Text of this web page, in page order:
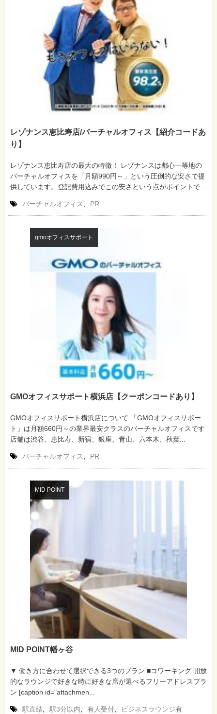
レゾナンス恵比寿店/バーチャルオフィス【紹介コードあ
り】
レゾナンス恵比寿店の最大の特徴！ レゾナンスは都心一等地の
バーチャルオフィスを「月額990円～」という圧倒的な安さで提
供しています。登記費用込みでこの安さという点がポイントで...
バーチャルオフィス PR
gmoオフィスサポート
GMOオフィスサポート横浜店【クーポンコードあり】
GMOオフィスサポート横浜店について 「GMOオフィスサポー
ト」は月額660円～の業界最安クラスのバーチャルオフィスです
店舗は渋谷、恵比寿、新宿、銀座、青山、六本木、秋葉...
バーチャルオフィス, PR
MID POINT
MID POINT幡ヶ谷
▼ 働き方に合わせて選択できる3つのプラン ■コワーキング 開放
的なラウンジで好きな時に好きな席が選べるフリーアドレスプラ
ン [caption id="attachmen...
駅直結 駅3分以内 有人受付 ビジネスラウンジ有